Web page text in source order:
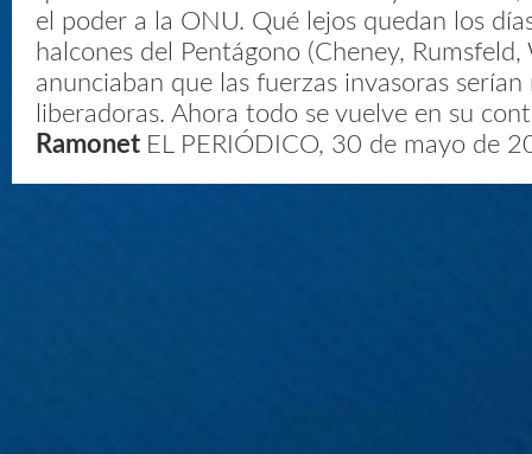
el poder a la ONU. Qué lejos quedan los
halcones del Pentágono (Cheney,
anunciaban que las fuerzas invasoras serían
liberadoras. Ahora todo se vuelve en su
Ramonet EL PERIÓDICO, 30 de mayo de